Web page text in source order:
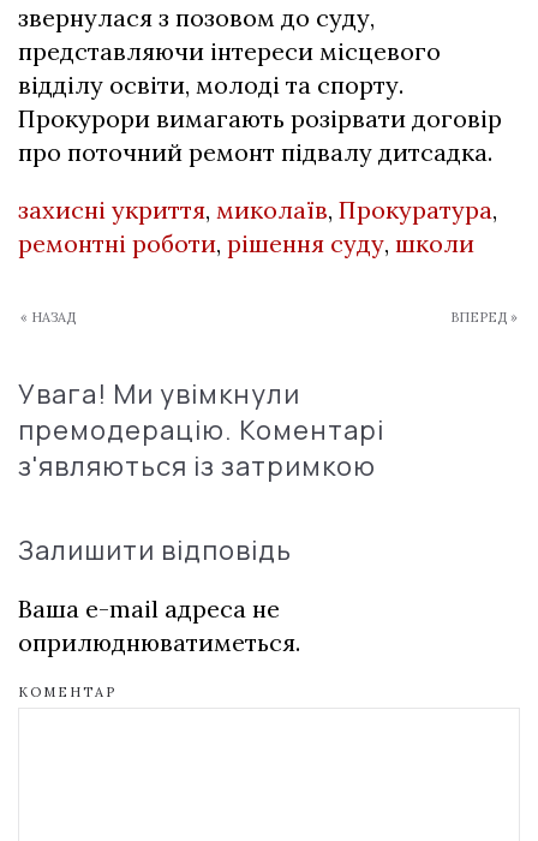
звернулася з позовом до суду,
представляючи інтереси місцевого
відділу освіти, молоді та спорту.
Прокурори вимагають розірвати договір
про поточний ремонт підвалу дитсадка.
захисні укриття, миколаїв, Прокуратура,
ремонтні роботи, рішення суду, школи
« НАЗАД ВПЕРЕД »
Увага! Ми увімкнули
премодерацію. Коментарі
з'являються із затримкою
Залишити відповідь
Ваша e-mail адреса не
оприлюднюватиметься.
КОМЕНТАР